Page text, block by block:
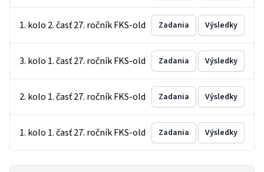
1. kolo 2. časť 27. ročník FKS-old Zadania Výsledky
3. kolo 1. časť 27. ročník FKS-old Zadania Výsledky
2. kolo 1. časť 27. ročník FKS-old Zadania Výsledky
1. kolo 1. časť 27. ročník FKS-old Zadania Výsledky